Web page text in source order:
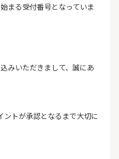
まる受付番号となっていま
みいただきまして、誠にあ
トが承認となるまで大切に